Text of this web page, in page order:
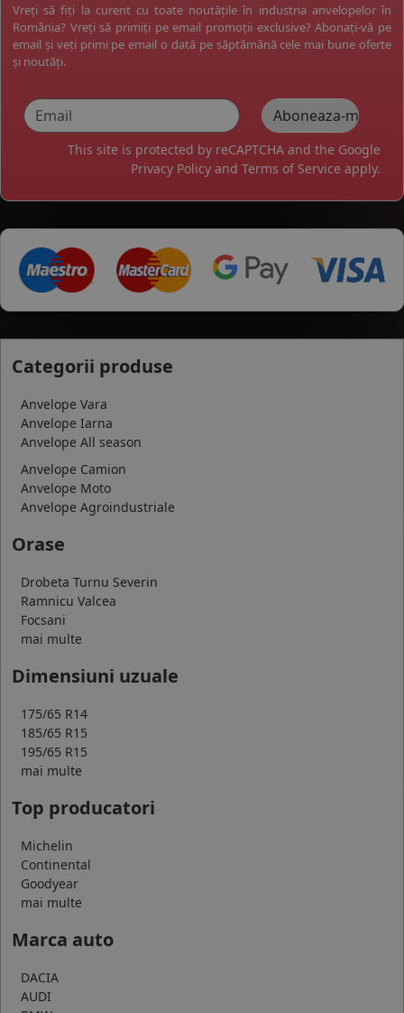
Vreți să fiți la curent cu toate noutățile în industria anvelopelor în
România? Vreți să primiți pe email promoții exclusive? Abonați-vă pe
email și veți primi pe email o dată pe săptămână cele mai bune oferte
și noutăți.
This site is protected by reCAPTCHA and the Google
Privacy Policy and Terms of Service apply.
Categorii produse
Anvelope Vara
Anvelope Iarna
Anvelope All season
Anvelope Camion
Anvelope Moto
Anvelope Agroindustriale
Orase
Drobeta Turnu Severin
Ramnicu Valcea
Focsani
mai multe
Dimensiuni uzuale
175/65 R14
185/65 R15
195/65 R15
mai multe
Top producatori
Michelin
Continental
Goodyear
mai multe
Marca auto
DACIA
AUDI